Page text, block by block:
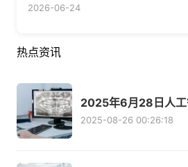
2026-06-24
热点资讯
2025年6月28日人工
2025-08-26 00:26:18